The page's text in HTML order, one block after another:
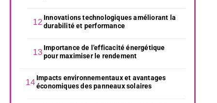
Innovations technologiques améliorant la
durabilité et performance
Importance de l’efficacité énergétique
pour maximiser le rendement
Impacts environnementaux et avantages
économiques des panneaux solaires